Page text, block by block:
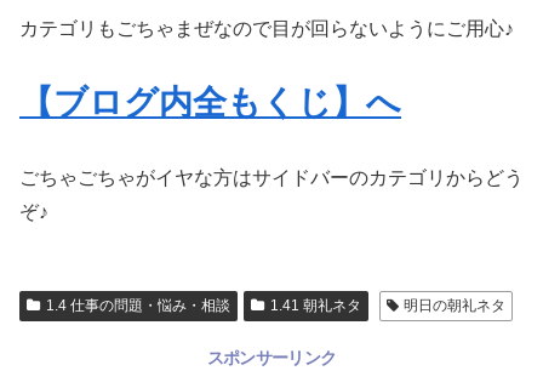
カテゴリもごちゃまぜなので目が回らないようにご用心♪
【ブログ内全もくじ】へ
ごちゃごちゃがイヤな方はサイドバーのカテゴリからどう
ぞ♪
1.4 仕事の問題・悩み・相談 1.41 朝礼ネタ 明日の朝礼ネタ
スポンサーリンク